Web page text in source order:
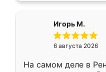
Игорь М.
6 августа 2026
На самом деле в